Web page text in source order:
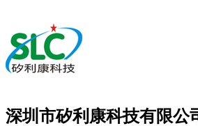
深圳市矽利康科技有限公